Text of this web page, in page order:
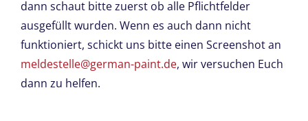
dann schaut bitte zuerst ob alle Pflichtfelder
ausgefüllt wurden. Wenn es auch dann nicht
funktioniert, schickt uns bitte einen Screenshot an
meldestelle@german-paint.de, wir versuchen Euch
dann zu helfen.